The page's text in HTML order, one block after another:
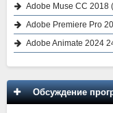
Adobe Muse CC 2018
Adobe Premiere Pro
Adobe Animate 2024
Обсуждение